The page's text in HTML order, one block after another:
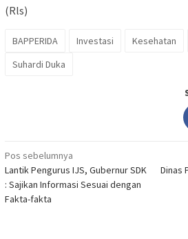
(Rls)
BAPPERIDA Investasi Kesehatan
Suhardi Duka
Navigasi
pos
Pos sebelumnya
Lantik Pengurus IJS, Gubernur SDK
: Sajikan Informasi Sesuai dengan
Fakta-fakta
Dinas